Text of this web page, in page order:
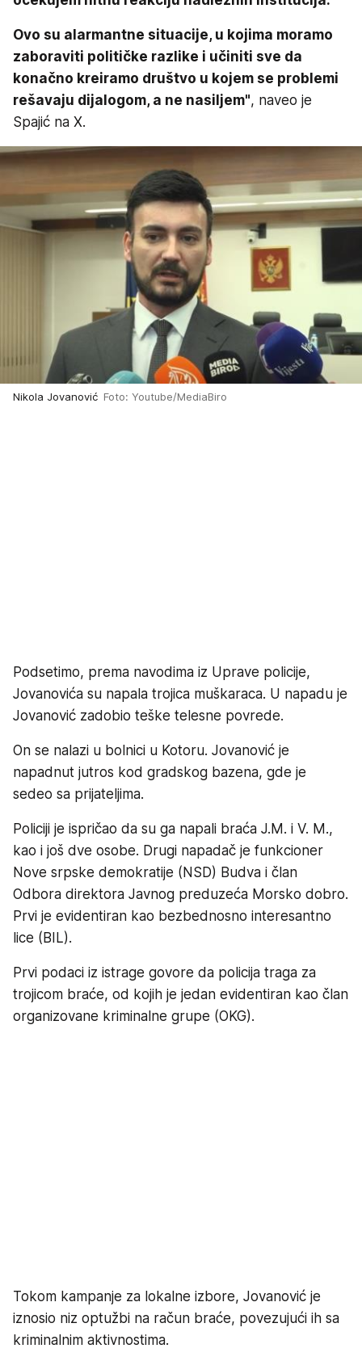
Ovo su alarmantne situacije, u kojima moramo
zaboraviti političke razlike i učiniti sve da
konačno kreiramo društvo u kojem se problemi
rešavaju dijalogom, a ne nasiljem", naveo je
Spajić na X.
Nikola Jovanović Foto: Youtube/MediaBiro
Podsetimo, prema navodima iz Uprave policije,
Jovanovića su napala trojica muškaraca. U napadu je
Jovanović zadobio teške telesne povrede.
On se nalazi u bolnici u Kotoru. Jovanović je
napadnut jutros kod gradskog bazena, gde je
sedeo sa prijateljima.
Policiji je ispričao da su ga napali braća J.M. i V. M.,
kao i još dve osobe. Drugi napadač je funkcioner
Nove srpske demokratije (NSD) Budva i član
Odbora direktora Javnog preduzeća Morsko dobro.
Prvi je evidentiran kao bezbednosno interesantno
lice (BIL).
Prvi podaci iz istrage govore da policija traga za
trojicom braće, od kojih je jedan evidentiran kao član
organizovane kriminalne grupe (OKG).
Tokom kampanje za lokalne izbore, Jovanović je
iznosio niz optužbi na račun braće, povezujući ih sa
kriminalnim aktivnostima.